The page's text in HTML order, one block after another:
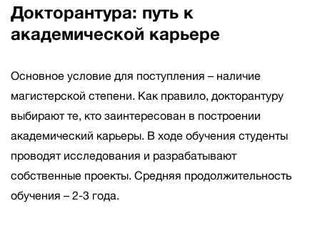
Докторантура: путь к
академической карьере
Основное условие для поступления – наличие
магистерской степени. Как правило, докторантуру
выбирают те, кто заинтересован в построении
академический карьеры. В ходе обучения студенты
проводят исследования и разрабатывают
собственные проекты. Средняя продолжительность
обучения – 2-3 года.